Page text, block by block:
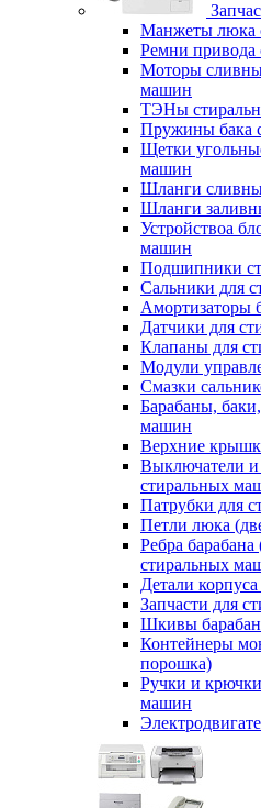
Манжеты люка
Ремни
Моторы
машин
ТЭНы
Пружины бака
Щетки
машин
Шланги
Шланги
Устройствоа
машин
Подшипники
Сальники для
Амортизаторы
Датчики для
Клапаны для
Модули
Смазки
Барабаны,
машин
Верхние
Выключатели и
стиральных
Патрубки для
Петли люка
Ребра
стиральных
Детали
Запчасти для
Шкивы
Контейнеры
порошка)
Ручки и
машин